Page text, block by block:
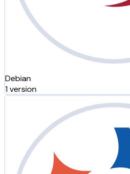
Debian
1 version